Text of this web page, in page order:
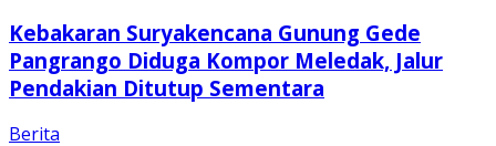
Kebakaran Suryakencana Gunung Gede
Pangrango Diduga Kompor Meledak, Jalur
Pendakian Ditutup Sementara
Berita